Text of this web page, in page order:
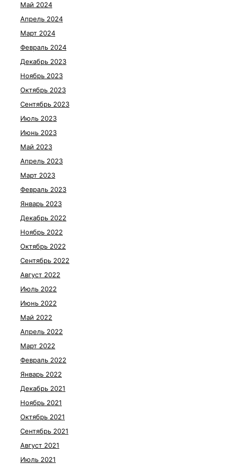
Май 2024
Апрель 2024
Март 2024
Февраль 2024
Декабрь 2023
Ноябрь 2023
Октябрь 2023
Сентябрь 2023
Июль 2023
Июнь 2023
Май 2023
Апрель 2023
Март 2023
Февраль 2023
Январь 2023
Декабрь 2022
Ноябрь 2022
Октябрь 2022
Сентябрь 2022
Август 2022
Июль 2022
Июнь 2022
Май 2022
Апрель 2022
Март 2022
Февраль 2022
Январь 2022
Декабрь 2021
Ноябрь 2021
Октябрь 2021
Сентябрь 2021
Август 2021
Июль 2021